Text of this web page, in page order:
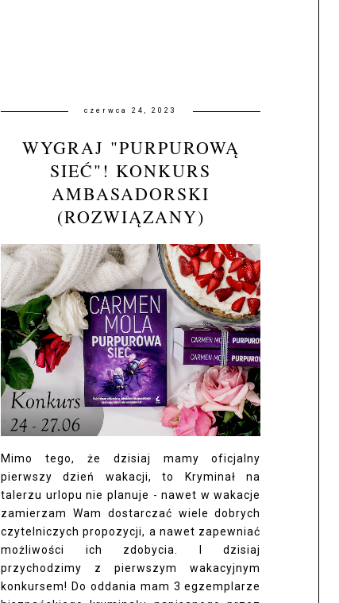
czerwca 24, 2023
WYGRAJ "PURPUROWĄ
SIEĆ"! KONKURS
AMBASADORSKI
(ROZWIĄZANY)
Mimo tego, że dzisiaj mamy oficjalny
pierwszy dzień wakacji, to Kryminał na
talerzu urlopu nie planuje - nawet w wakacje
zamierzam Wam dostarczać wiele dobrych
czytelniczych propozycji, a nawet zapewniać
możliwości ich zdobycia. I dzisiaj
przychodzimy z pierwszym wakacyjnym
konkursem! Do oddania mam 3 egzemplarze